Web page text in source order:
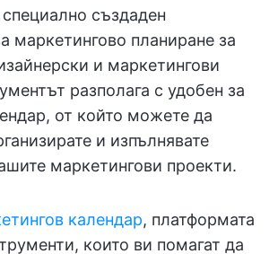
създаден
маркетингово планиране за
и маркетингови
разполага с удобен за
от който можете да
и изпълнявате
маркетингови проекти.
календар, платформата
които ви помагат да